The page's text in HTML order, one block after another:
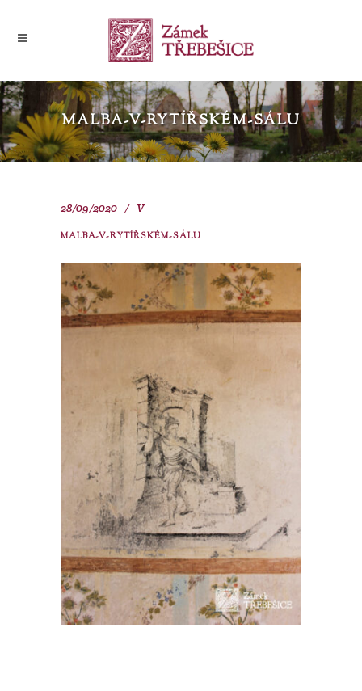
MALBA-V-RYTÍŘSKÉM-SÁLU
28/09/2020 V
MALBA-V-RYTÍŘSKÉM-SÁLU